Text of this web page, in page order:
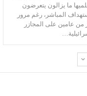
ما يزالون يتعرضون
المباشر، رغم مرور
من عامين على المجازر